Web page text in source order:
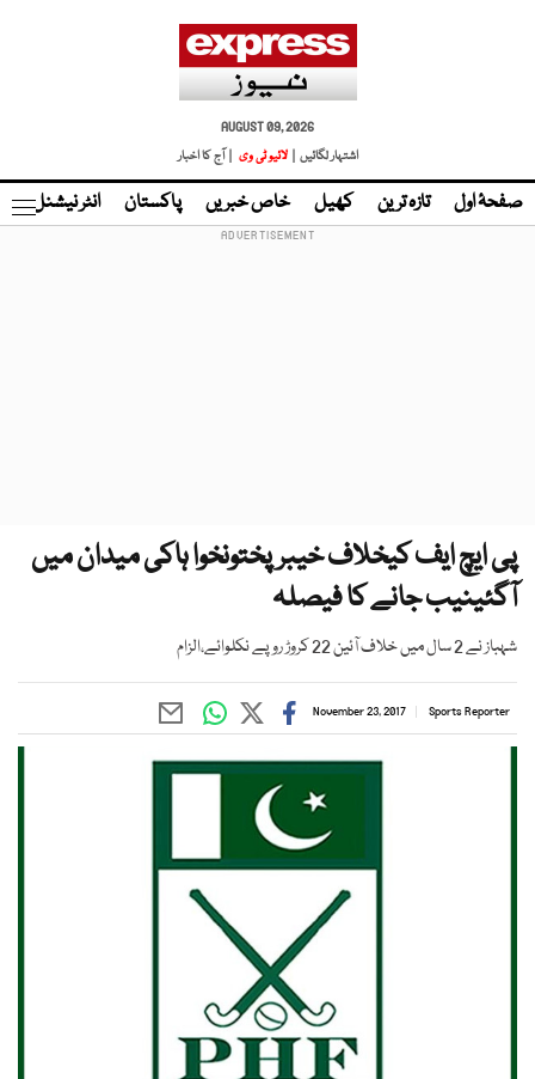
AUGUST 09, 2026
اشتہار لگائیں |
لائیو ٹی وی | آج کا اخبار
صفحۂ اول تازہ ترین کھیل خاص خبریں پاکستان انٹر نیشنل
پی ایچ ایف کیخلاف خیبرپختونخوا ہاکی میدان میں
آگئینیب جانے کا فیصلہ
شہباز نے 2 سال میں خلاف آئین 22 کروڑ روپے نکلوائے،الزام
Sports Reporter
November 23, 2017